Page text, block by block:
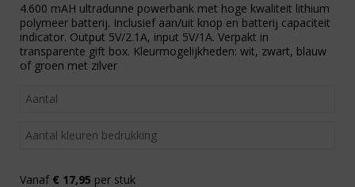
4.600 mAH ultradunne powerbank met hoge kwaliteit lithium
polymeer batterij. Inclusief aan/uit knop en batterij capaciteit
indicator. Output 5V/2.1A, input 5V/1A. Verpakt in
transparente gift box. Kleurmogelijkheden: wit, zwart, blauw
of groen met zilver
Vanaf € 17,95 per stuk